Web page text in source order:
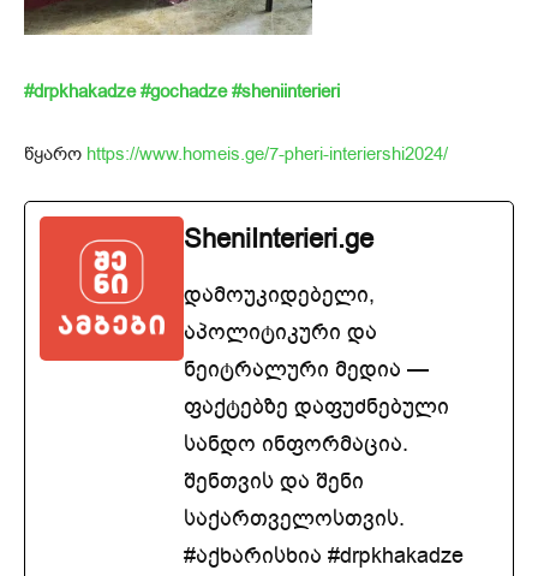
#drpkhakadze #gochadze #sheniinterieri
წყარო https://www.homeis.ge/7-pheri-interiershi2024/
SheniInterieri.ge
დამოუკიდებელი,
აპოლიტიკური და
ნეიტრალური მედია —
ფაქტებზე დაფუძნებული
სანდო ინფორმაცია.
შენთვის და შენი
საქართველოსთვის.
#აქხარისხია #drpkhakadze